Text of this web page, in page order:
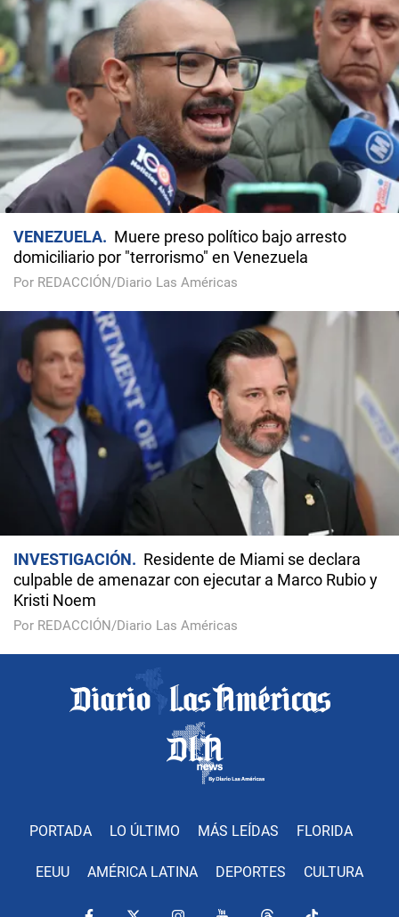
VENEZUELA
Muere preso político bajo arresto
domiciliario por "terrorismo" en Venezuela
Por REDACCIÓN/Diario Las Américas
INVESTIGACIÓN
Residente de Miami se declara
culpable de amenazar con ejecutar a Marco Rubio y
Kristi Noem
Por REDACCIÓN/Diario Las Américas
PORTADA LO ÚLTIMO MÁS LEÍDAS FLORIDA
EEUU AMÉRICA LATINA DEPORTES CULTURA